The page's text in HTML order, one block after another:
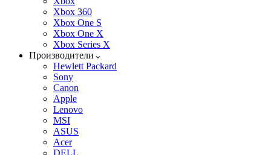
Xbox 360
Xbox One S
Xbox One X
Xbox Series X
Производители
Hewlett Packard
Sony
Canon
Apple
Lenovo
MSI
ASUS
Acer
DELL